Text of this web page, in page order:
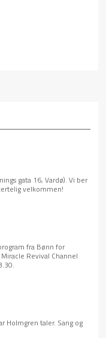
gata 16, Vardø). Vi ber
velkommen!
fra Bønn for
Revival Channel
Holmgren taler. Sang og